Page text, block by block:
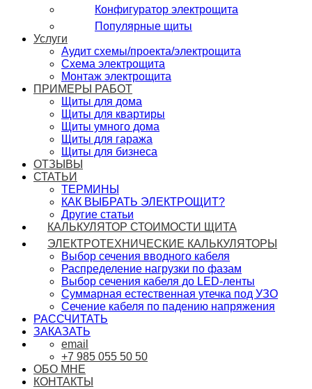
Конфигуратор электрощита
Популярные щиты
Услуги
Аудит схемы/проекта/электрощита
Схема электрощита
Монтаж электрощита
ПРИМЕРЫ РАБОТ
Щиты для дома
Щиты для квартиры
Щиты умного дома
Щиты для гаража
Щиты для бизнеса
ОТЗЫВЫ
СТАТЬИ
ТЕРМИНЫ
КАК ВЫБРАТЬ ЭЛЕКТРОЩИТ?
Другие статьи
КАЛЬКУЛЯТОР СТОИМОСТИ ЩИТА
ЭЛЕКТРОТЕХНИЧЕСКИЕ КАЛЬКУЛЯТОРЫ
Выбор сечения вводного кабеля
Распределение нагрузки по фазам
Выбор сечения кабеля до LED-ленты
Суммарная естественная утечка под УЗО
Сечение кабеля по падению напряжения
РАССЧИТАТЬ
ЗАКАЗАТЬ
email
+7 985 055 50 50
ОБО МНЕ
КОНТАКТЫ